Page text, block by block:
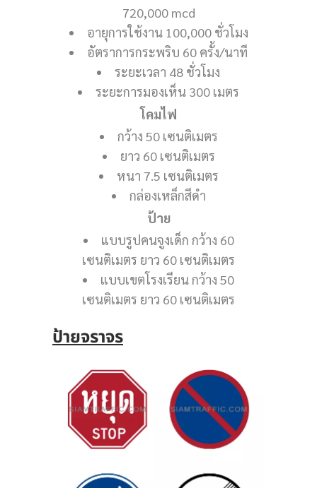
720,000 mcd
อายุการใช้งาน 100,000 ชั่วโมง
อัตราการกระพริบ 60 ครั้ง/นาที
ระยะเวลา 48 ชั่วโมง
ระยะการมองเห็น 300 เมตร
โคมไฟ
กว้าง 50 เซนติเมตร
ยาว 60 เซนติเมตร
หนา 7.5 เซนติเมตร
กล่องเหล็กสีดำ
ป้าย
แบบรูปคนจูงเด็ก กว้าง 60
เซนติเมตร ยาว 60 เซนติเมตร
แบบเขตโรงเรียน กว้าง 50
เซนติเมตร ยาว 60 เซนติเมตร
ป้ายจราจร